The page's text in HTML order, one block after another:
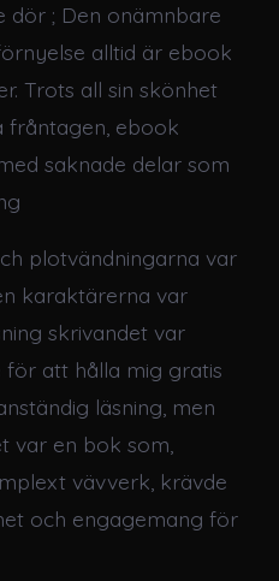
dör ; Den onämnbare
alltid är ebook
Trots all sin skönhet
fråntagen, ebook
saknade delar som
plotvändningarna var
karaktärerna var
skrivandet var
att hålla mig gratis
läsning, men
var en bok som,
vävverk, krävde
och engagemang för